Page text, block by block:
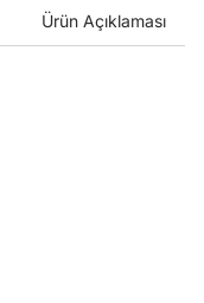
Ürün Açıklaması